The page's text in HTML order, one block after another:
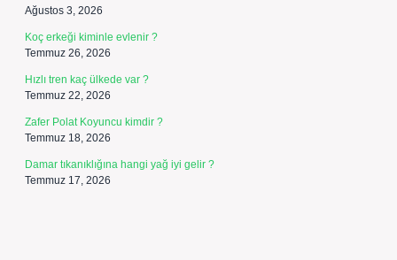
Ağustos 3, 2026
Koç erkeği kiminle evlenir ?
Temmuz 26, 2026
Hızlı tren kaç ülkede var ?
Temmuz 22, 2026
Zafer Polat Koyuncu kimdir ?
Temmuz 18, 2026
Damar tıkanıklığına hangi yağ iyi gelir ?
Temmuz 17, 2026